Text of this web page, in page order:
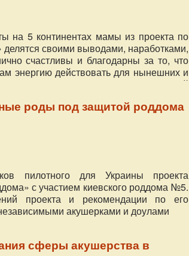
на 5 континентах мамы из проекта по
своими выводами, наработками,
счастливы и благодарны за то, что
энергию действовать для нынешних и
стран, и наполняться ещё большей
деятельности позволил нам
мы с удовольствием делимся
к нашему юбилею, видео.
роды под защитой роддома
пилотного для Украины проекта
с участием киевского роддома №5.
проекта и рекомендации по его
акушерками и доулами
сферы акушерства в